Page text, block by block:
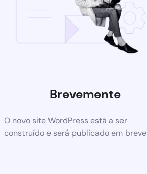
Brevemente
O novo site WordPress está a ser
construído e será publicado em breve